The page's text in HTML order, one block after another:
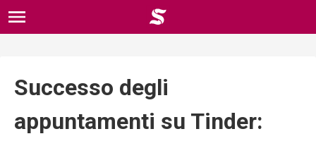
Successo degli
appuntamenti su Tinder: